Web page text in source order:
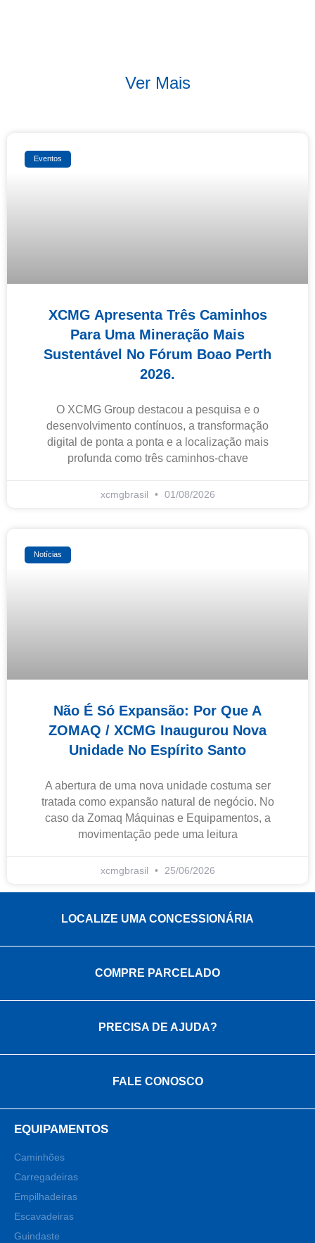
Ver Mais
Eventos
XCMG Apresenta Três Caminhos
Para Uma Mineração Mais
Sustentável No Fórum Boao Perth
2026.
O XCMG Group destacou a pesquisa e o
desenvolvimento contínuos, a transformação
digital de ponta a ponta e a localização mais
profunda como três caminhos-chave
xcmgbrasil 01/08/2026
Notícias
Não É Só Expansão: Por Que A
ZOMAQ / XCMG Inaugurou Nova
Unidade No Espírito Santo
A abertura de uma nova unidade costuma ser
tratada como expansão natural de negócio. No
caso da Zomaq Máquinas e Equipamentos, a
movimentação pede uma leitura
xcmgbrasil 25/06/2026
LOCALIZE UMA CONCESSIONÁRIA
COMPRE PARCELADO
PRECISA DE AJUDA?
FALE CONOSCO
EQUIPAMENTOS
Caminhões
Carregadeiras
Empilhadeiras
Escavadeiras
Guindaste